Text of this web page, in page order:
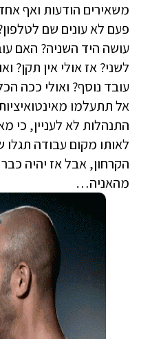
משאירים הודעות ואף
פעם לא עונים שם
עושה היד השניה? האם
לשני? אז אולי אין תקן?
עובד נוסף? ואולי ככה
אל תתעלמו
התנהלות לא לעניין, כי
לאותו מקום עבודה
הקרחון, אבל אז יהיה
מהאניה…